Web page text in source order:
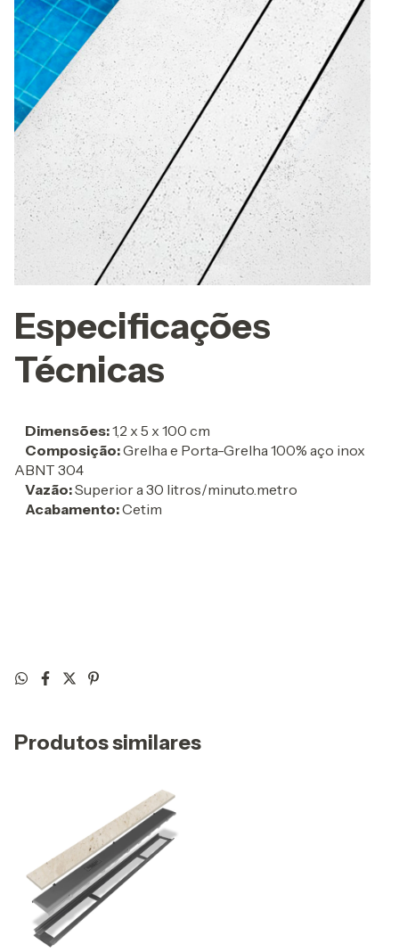
Especificações
Técnicas
Dimensões:1,2 x 5 x 100 cm
Composição:Grelha e Porta-Grelha 100% aço inox
ABNT 304
Vazão:Superior a 30 litros/minuto.metro
Acabamento:Cetim
Produtos similares